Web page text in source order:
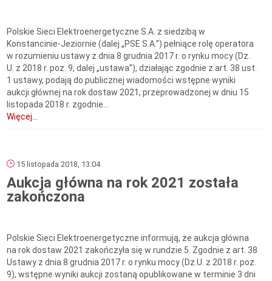
Polskie Sieci Elektroenergetyczne S.A. z siedzibą w
Konstancinie-Jeziornie (dalej „PSE S.A.”) pełniące rolę operatora
w rozumieniu ustawy z dnia 8 grudnia 2017 r. o rynku mocy (Dz.
U. z 2018 r. poz. 9, dalej „ustawa”), działając zgodnie z art. 38 ust.
1 ustawy, podają do publicznej wiadomości wstępne wyniki
aukcji głównej na rok dostaw 2021, przeprowadzonej w dniu 15
listopada 2018 r. zgodnie...
Więcej...
15 listopada 2018, 13:04
Aukcja główna na rok 2021 została
zakończona
Polskie Sieci Elektroenergetyczne informują, że aukcja główna
na rok dostaw 2021 zakończyła się w rundzie 5. Zgodnie z art. 38
Ustawy z dnia 8 grudnia 2017 r. o rynku mocy (Dz.U. z 2018 r. poz.
9), wstępne wyniki aukcji zostaną opublikowane w terminie 3 dni